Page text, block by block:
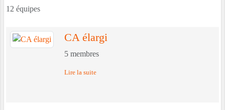
12 équipes
CA élargi
5 membres
Lire la suite